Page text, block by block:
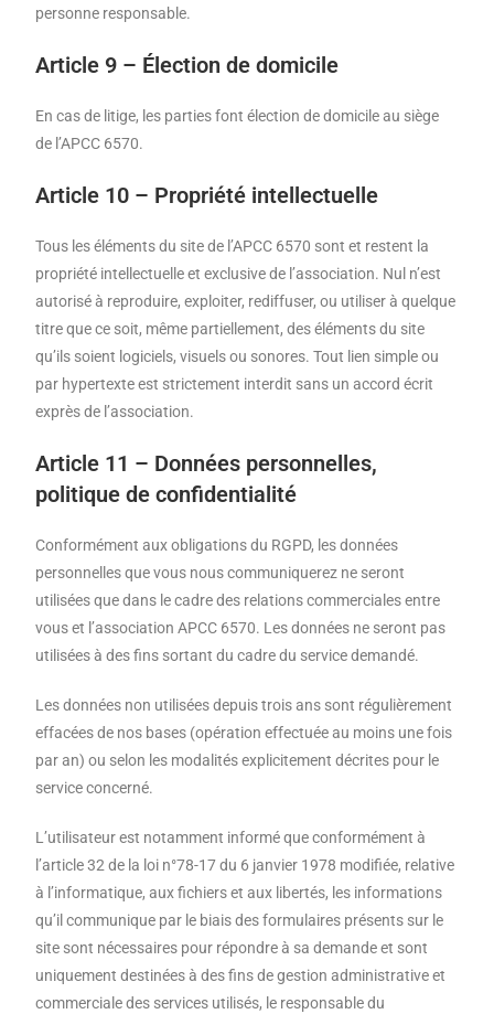
personne responsable.
Article 9 – Élection de domicile
En cas de litige, les parties font élection de domicile au siège
de l’APCC 6570.
Article 10 – Propriété intellectuelle
Tous les éléments du site de l’APCC 6570 sont et restent la
propriété intellectuelle et exclusive de l’association. Nul n’est
autorisé à reproduire, exploiter, rediffuser, ou utiliser à quelque
titre que ce soit, même partiellement, des éléments du site
qu’ils soient logiciels, visuels ou sonores. Tout lien simple ou
par hypertexte est strictement interdit sans un accord écrit
exprès de l’association.
Article 11 – Données personnelles,
politique de confidentialité
Conformément aux obligations du RGPD, les données
personnelles que vous nous communiquerez ne seront
utilisées que dans le cadre des relations commerciales entre
vous et l’association APCC 6570. Les données ne seront pas
utilisées à des fins sortant du cadre du service demandé.
Les données non utilisées depuis trois ans sont régulièrement
effacées de nos bases (opération effectuée au moins une fois
par an) ou selon les modalités explicitement décrites pour le
service concerné.
L’utilisateur est notamment informé que conformément à
l’article 32 de la loi n°78-17 du 6 janvier 1978 modifiée, relative
à l’informatique, aux fichiers et aux libertés, les informations
qu’il communique par le biais des formulaires présents sur le
site sont nécessaires pour répondre à sa demande et sont
uniquement destinées à des fins de gestion administrative et
commerciale des services utilisés, le responsable du